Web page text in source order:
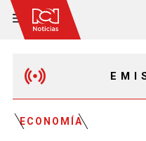
ECONOMÍA